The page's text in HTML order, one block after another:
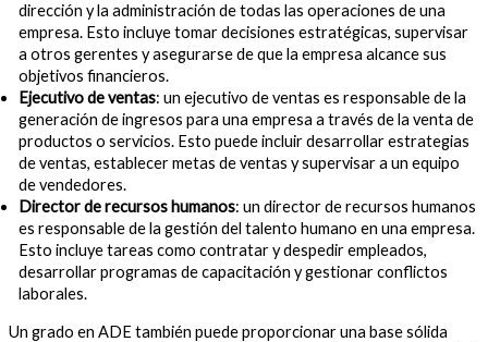
dirección y la administración de todas las operaciones de una
empresa. Esto incluye tomar decisiones estratégicas, supervisar
a otros gerentes y asegurarse de que la empresa alcance sus
objetivos financieros.
Ejecutivo de ventas: un ejecutivo de ventas es responsable de la
generación de ingresos para una empresa a través de la venta de
productos o servicios. Esto puede incluir desarrollar estrategias
de ventas, establecer metas de ventas y supervisar a un equipo
de vendedores.
Director de recursos humanos: un director de recursos humanos
es responsable de la gestión del talento humano en una empresa.
Esto incluye tareas como contratar y despedir empleados,
desarrollar programas de capacitación y gestionar conflictos
laborales.
Un grado en ADE también puede proporcionar una base sólida